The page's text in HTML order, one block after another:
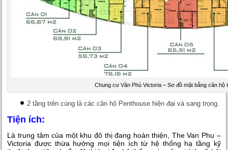
Chung cư Văn Phú Victoria – Sơ đồ mặt bằng căn hộ
2 tầng trên cùng là các căn hộ Penthouse hiện đại và sang trọng.
Tiện ích:
Là trung tâm của một khu đô thị đang hoàn thiện, The Van Phu –
Victoria được thừa hưởng mọi tiện ích từ hệ thống hạ tầng kỹ